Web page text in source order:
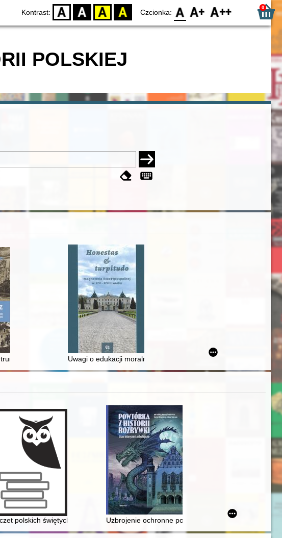
Kontrast: D BW YB BY Czcionka: F0 F1 F2 0
POLSKIEJ
mieszczaństwa w 2. poł. XIX w
poligonu drawskiego od średniowiecza do dziś
Uwagi o edukacji moralnej synów szlacheckich w XVI-wiecznej
dokumentów
: piętnastolecie powstania Oddziału Zrzeszenia Kaszubsko-Pomorskiego w
polskich świętych Uzbrojenie ochronne postaci z gry Wiedźmin 3: Dziki